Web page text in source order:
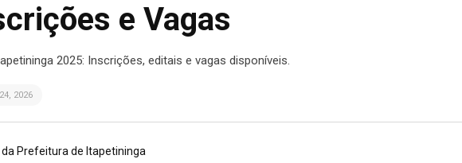
e Vagas
2025: Inscrições, editais e vagas disponíveis.
2026
Prefeitura de Itapetininga